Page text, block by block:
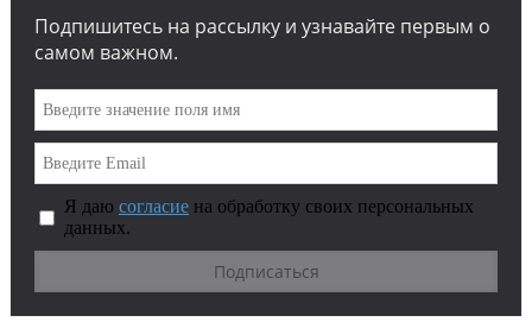
Подпишитесь на рассылку и узнавайте первым о
самом важном.
Я даю согласие на обработку своих персональных
данных.